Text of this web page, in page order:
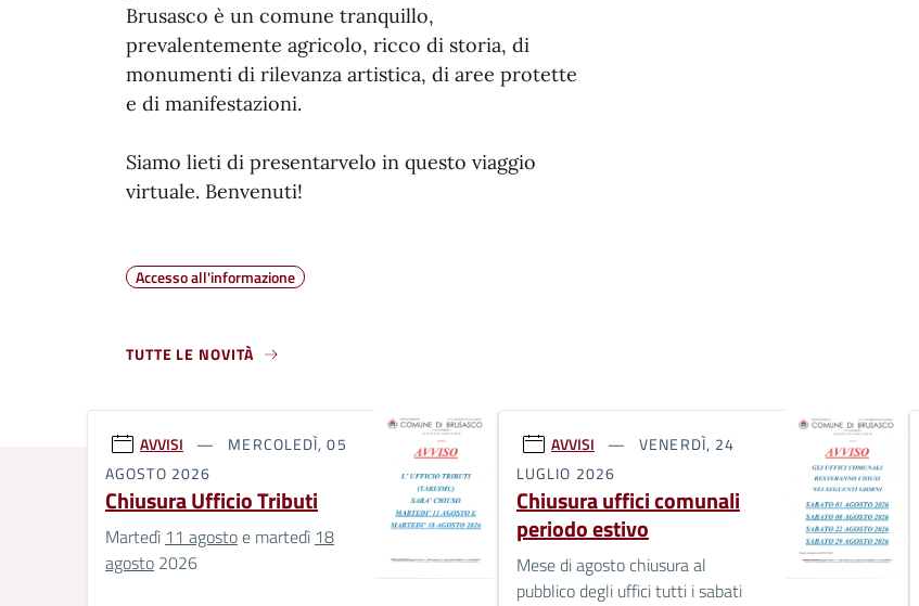
Brusasco è un comune tranquillo,
prevalentemente agricolo, ricco di storia, di
monumenti di rilevanza artistica, di aree protette
e di manifestazioni.
Siamo lieti di presentarvelo in questo viaggio
virtuale. Benvenuti!
Accesso all'informazione
TUTTE LE NOVITÀ
AVVISI
MERCOLEDÌ, 05
AGOSTO 2026
Chiusura Ufficio Tributi
Martedì 11 agostoe martedì 18
agosto 2026
AVVISI
VENERDÌ, 24
LUGLIO 2026
Chiusura uffici comunali
periodo estivo
Mese di agosto chiusura al
pubblico degli uffici tutti i sabati